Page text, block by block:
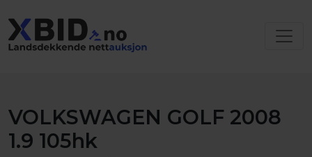
VOLKSWAGEN GOLF 2008
1.9 105hk